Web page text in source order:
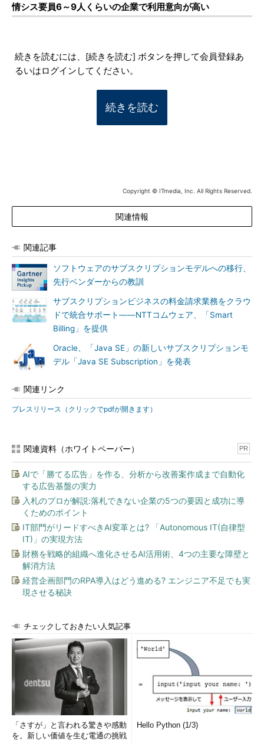
情シス要員6～9人くらいの企業で利用意向が高い
続きを読むには、[続きを読む] ボタンを押して会員登録あ
るいはログインしてください。
続きを読む
Copyright © ITmedia, Inc. All Rights Reserved.
関連情報
関連記事
ソフトウェアのサブスクリプションモデルへの移行、
先行ベンダーからの教訓
サブスクリプションビジネスの料金請求業務をクラウ
ドで統合サポート――NTTコムウェア、「Smart
Billing」を提供
Oracle、「Java SE」の新しいサブスクリプションモ
デル「Java SE Subscription」を発表
関連リンク
プレスリリース（クリックでpdfが開きます）
関連資料（ホワイトペーパー） PR
AIで「勝てる広告」を作る、分析から改善案作成まで自動化
する広告基盤の実力
入札のプロが解説:落札できない企業の5つの要因と成功に導
くためのポイント
IT部門がリードすべきAI変革とは? 「Autonomous IT(自律型
IT)」の実現方法
財務を戦略的組織へ進化させるAI活用術、4つの主要な障壁と
解消方法
経営企画部門のRPA導入はどう進める? エンジニア不足でも実
現させる秘訣
チェックしておきたい人気記事
「さすが」と言われる驚きや感動
を。新しい価値を生む電通の挑戦
Hello Python (1/3)